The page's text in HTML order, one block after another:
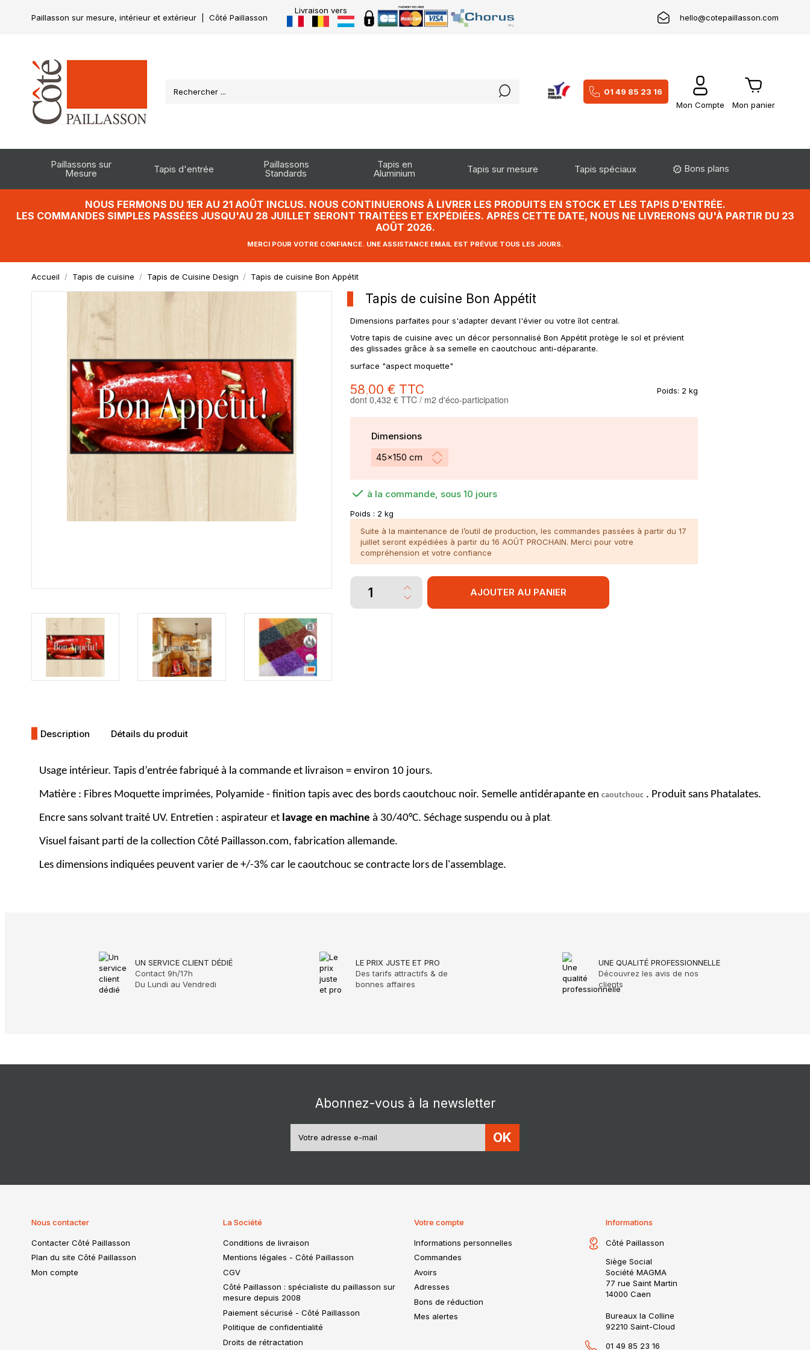
Paillasson sur mesure, intérieur et extérieur Côté Paillasson
Livraison vers
hello@cotepaillasson.com
01 49 85 23 16
Mon Compte
Mon panier
Paillassons sur
Mesure Tapis d'entrée Paillassons
Standards
Tapis en
Aluminium Tapis sur mesure Tapis spéciaux Bons plans
NOUS FERMONS DU 1ER AU 21 AOÛT INCLUS. NOUS CONTINUERONS À LIVRER LES PRODUITS EN STOCK ET LES TAPIS D'ENTRÉE.
LES COMMANDES SIMPLES PASSÉES JUSQU'AU 28 JUILLET SERONT TRAITÉES ET EXPÉDIÉES. APRÈS CETTE DATE, NOUS NE LIVRERONS QU'À PARTIR DU 23
AOÛT 2026.
MERCI POUR VOTRE CONFIANCE. UNE ASSISTANCE EMAIL EST PRÉVUE TOUS LES JOURS.
Accueil Tapis de cuisine Tapis de Cuisine Design Tapis de cuisine Bon Appétit
Tapis de cuisine Bon Appétit
Dimensions parfaites pour s'adapter devant l'évier ou votre îlot central.
Votre tapis de cuisine avec un décor personnalisé Bon Appétit protège le sol et prévient
des glissades grâce à sa semelle en caoutchouc anti-déparante.
surface "aspect moquette"
58,00 € TTC Poids: 2 kg
dont 0,432 € TTC / m2 d'éco-participation
Dimensions
à la commande, sous 10 jours
Poids : 2 kg
Suite à la maintenance de l’outil de production, les commandes passées à partir du 17
juillet seront expédiées à partir du 16 AOÛT PROCHAIN. Merci pour votre
compréhension et votre confiance
AJOUTER AU PANIER
Description Détails du produit
Usage intérieur. Tapis d’entrée fabriqué à la commande et livraison = environ 10 jours.
Matière : Fibres Moquette imprimées, Polyamide - finition tapis avec des bords caoutchouc noir. Semelle antidérapante en caoutchouc . Produit sans Phatalates.
Encre sans solvant traité UV. Entretien : aspirateur et lavage en machine à 30/40°C. Séchage suspendu ou à plat
Visuel faisant parti de la collection Côté Paillasson.com, fabrication allemande.
Les dimensions indiquées peuvent varier de +/-3% car le caoutchouc se contracte lors de l'assemblage.
UN SERVICE CLIENT DÉDIÉ
Contact 9h/17h
Du Lundi au Vendredi
LE PRIX JUSTE ET PRO
Des tarifs attractifs & de
bonnes affaires
UNE QUALITÉ PROFESSIONNELLE
Découvrez les avis de nos
clients
Abonnez-vous à la newsletter
OK
Nous contacter
Contacter Côté Paillasson
Plan du site Côté Paillasson
Mon compte
La Société
Conditions de livraison
Mentions légales - Côté Paillasson
CGV
Côté Paillasson : spécialiste du paillasson sur
mesure depuis 2008
Paiement sécurisé - Côté Paillasson
Politique de confidentialité
Droits de rétractation
Votre compte
Informations personnelles
Commandes
Avoirs
Adresses
Bons de réduction
Mes alertes
Informations
Côté Paillasson
Siège Social
Société MAGMA
77 rue Saint Martin
14000 Caen
Bureaux la Colline
92210 Saint-Cloud
01 49 85 23 16